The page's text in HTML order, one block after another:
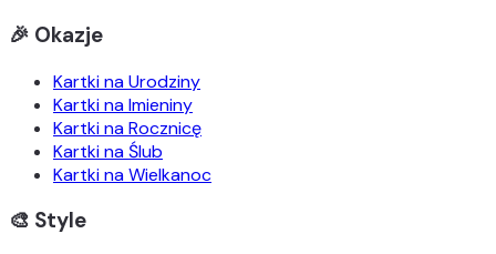
🎉 Okazje
Kartki na Urodziny
Kartki na Imieniny
Kartki na Rocznicę
Kartki na Ślub
Kartki na Wielkanoc
🎨 Style